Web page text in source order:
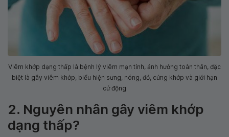
Viêm khớp dạng thấp là bệnh lý viêm mạn tính, ảnh hưởng toàn thân, đặc
biệt là gây viêm khớp, biểu hiện sưng, nóng, đỏ, cứng khớp và giới hạn
cử động
2. Nguyên nhân gây viêm khớp
dạng thấp?